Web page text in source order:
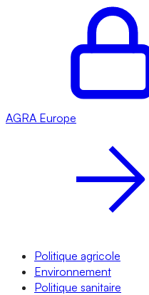
AGRA Europe
Politique agricole
Environnement
Politique sanitaire